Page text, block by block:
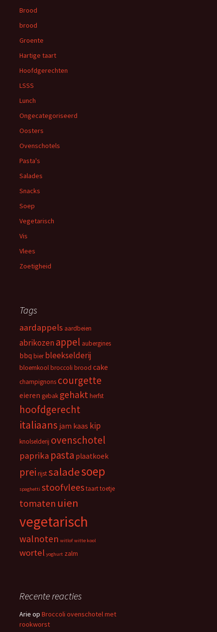
Brood
brood
Groente
Hartige taart
Hoofdgerechten
LSSS
Lunch
Ongecategoriseerd
Oosters
Ovenschotels
Pasta's
Salades
Snacks
Soep
Vegetarisch
Vis
Vlees
Zoetigheid
Tags
aardappels aardbeien
abrikozenappel aubergines
bbq bier bleekselderij
bloemkoolbroccoli brood cake
champignons courgette
eieren gebak gehaktherfst
hoofdgerecht
italiaans jam kaas kip
knolselderij ovenschotel
paprika pasta plaatkoek
prei rijstsaladesoep
spaghetti stoofvleestaarttoetje
tomaten uien
vegetarisch
walnoten witlof witte kool
wortel yoghurt zalm
Recente reacties
Arie op Broccoli ovenschotel met
rookworst